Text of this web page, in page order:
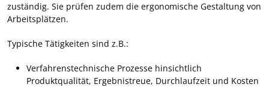
zuständig. Sie prüfen zudem die ergonomische Gestaltung von
Arbeitsplätzen.
Typische Tätigkeiten sind z.B.:
Verfahrenstechnische Prozesse hinsichtlich
Produktqualität, Ergebnistreue, Durchlaufzeit und Kosten